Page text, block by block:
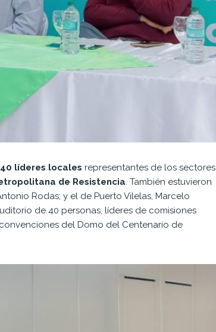
40 líderes locales representantes de los sectores
de Resistencia . También estuvieron
Rodas; y el de Puerto Vilelas, Marcelo
de 40 personas, líderes de comisiones
del Domo del Centenario de